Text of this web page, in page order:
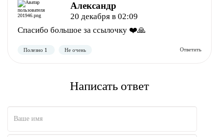
Александр
20 декабря в 02:09
Спасибо большое за ссылочку ❤️🙏
Написать ответ